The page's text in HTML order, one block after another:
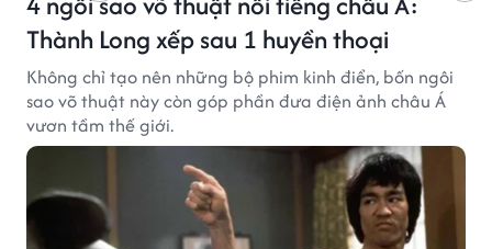
Thành Long xếp sau 1 huyền thoại
Không chỉ tạo nên những bộ phim kinh điển, bốn ngôi
sao võ thuật này còn góp phần đưa điện ảnh châu Á
vươn tầm thế giới.